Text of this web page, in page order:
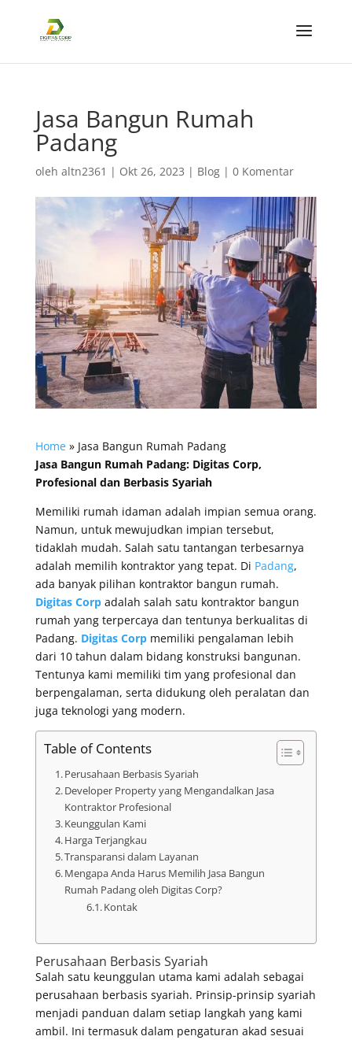
Jasa Bangun Rumah
Padang
oleh altn2361 | Okt 26, 2023 | Blog| 0 Komentar
Home» Jasa Bangun Rumah Padang
Jasa Bangun Rumah Padang: Digitas Corp,
Profesional dan Berbasis Syariah
Memiliki rumah idaman adalah impian semua orang.
Namun, untuk mewujudkan impian tersebut,
tidaklah mudah. Salah satu tantangan terbesarnya
adalah memilih kontraktor yang tepat. Di Padang,
ada banyak pilihan kontraktor bangun rumah.
Digitas Corpadalah salah satu kontraktor bangun
rumah yang terpercaya dan tentunya berkualitas di
Padang. Digitas Corpmemiliki pengalaman lebih
dari 10 tahun dalam bidang konstruksi bangunan.
Tentunya kami memiliki tim yang profesional dan
berpengalaman, serta didukung oleh peralatan dan
juga teknologi yang modern.
Table of Contents
Perusahaan Berbasis Syariah
Developer Property yang Mengandalkan Jasa
Kontraktor Profesional
Keunggulan Kami
Harga Terjangkau
Transparansi dalam Layanan
Mengapa Anda Harus Memilih Jasa Bangun
Rumah Padang oleh Digitas Corp?
Kontak
Perusahaan Berbasis Syariah
Salah satu keunggulan utama kami adalah sebagai
perusahaan berbasis syariah. Prinsip-prinsip syariah
menjadi panduan dalam setiap langkah yang kami
ambil. Ini termasuk dalam pengaturan akad sesuai